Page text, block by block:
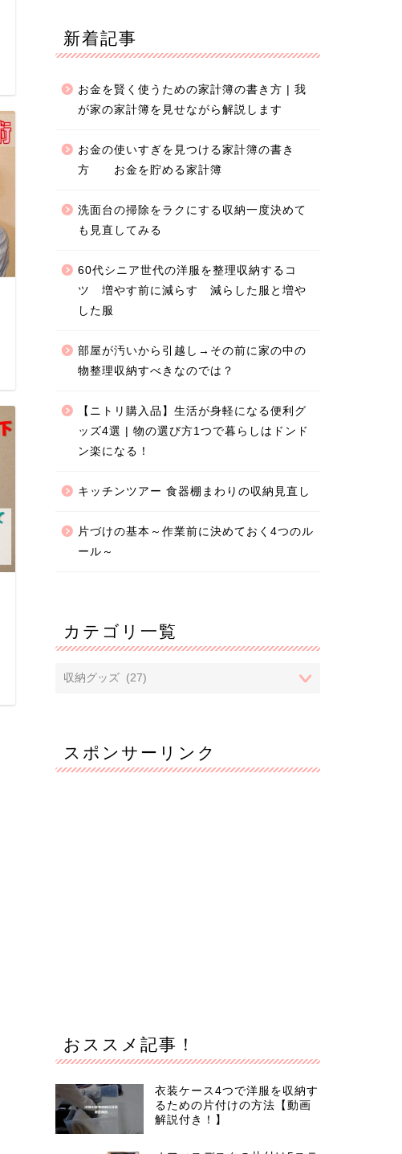
新着記事
お金を賢く使うための家計簿の書き方 | 我
が家の家計簿を見せながら解説します
お金の使いすぎを見つける家計簿の書き
方 お金を貯める家計簿
洗面台の掃除をラクにする収納一度決めて
も見直してみる
60代シニア世代の洋服を整理収納するコ
ツ 増やす前に減らす 減らした服と増や
した服
部屋が汚いから引越し→その前に家の中の
物整理収納すべきなのでは？
【ニトリ購入品】生活が身軽になる便利グ
ッズ4選 | 物の選び方1つで暮らしはドンド
ン楽になる！
キッチンツアー 食器棚まわりの収納見直し
片づけの基本～作業前に決めておく4つのル
ール～
カテゴリ一覧
スポンサーリンク
おススメ記事！
衣装ケース4つで洋服を収納す
るための片付けの方法【動画
解説付き！】